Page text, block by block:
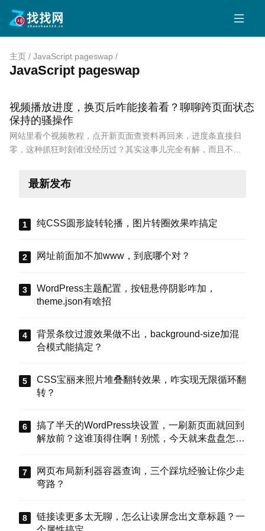
主页 / JavaScript pageswap /
JavaScript pageswap
视频播放进度，换页后咋能接着看？聊聊跨页面状态
保持的骚操作
网站里看个视频教程，点开新页面查资料再回来，进度条直接归
零，这种抓狂时刻谁没经历过？其实这事儿完全有解，而且不…
最新发布
纯CSS圆形旋转轮播，图片转圈效果咋搞定
网址前面加不加www，到底哪个对？
WordPress主题配置，按钮悬停阴影咋加，
theme.json有啥招
背景条纹过渡效果做不出，background-size加混
合模式能搞定？
CSS宝丽来照片堆叠翻转效果，咋实现无限循环翻
转？
搞了半天的WordPress块设置，一刷新页面就回到
解放前？这谁顶得住啊！别慌，今天就来盘盘怎么
车”。
网页布局新利器容器查询，三个踩坑经验让你少走
弯路？
链接读更多太无聊，怎么让读屏念出文章标题？一